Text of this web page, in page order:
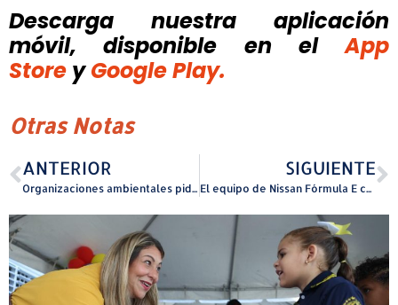
Descarga nuestra aplicación
móvil, disponible
en el
App
Store y Google Play.
Otras Notas
ANTERIOR
Organizaciones ambientales piden al Rivera Schatz frenar proyecto que extiende la quema de carbón en Puerto Rico
SIGUIENTE
El equipo de Nissan Fórmula E consigue una excelente victoria y un segundo puesto en el Jeddah E-Prix